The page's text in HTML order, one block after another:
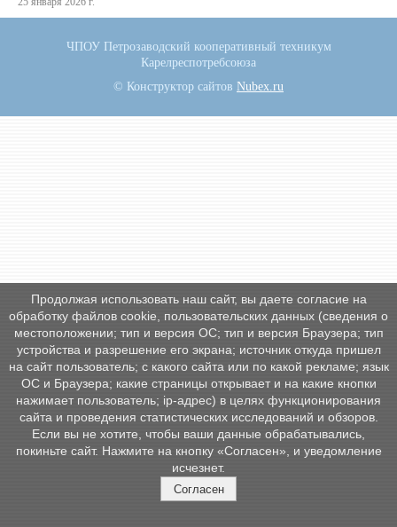
ЧПОУ Петрозаводский кооперативный техникум
Карелреспотребсоюза
© Конструктор сайтов Nubex.ru
Продолжая использовать наш сайт, вы даете согласие на
обработку файлов cookie, пользовательских данных (сведения о
местоположении; тип и версия ОС; тип и версия Браузера; тип
устройства и разрешение его экрана; источник откуда пришел
на сайт пользователь; с какого сайта или по какой рекламе; язык
ОС и Браузера; какие страницы открывает и на какие кнопки
нажимает пользователь; ip-адрес) в целях функционирования
сайта и проведения статистических исследований и обзоров.
Если вы не хотите, чтобы ваши данные обрабатывались,
покиньте сайт. Нажмите на кнопку «Согласен», и уведомление
исчезнет.
Согласен